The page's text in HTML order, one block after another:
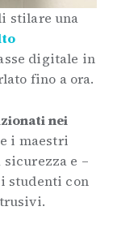
stilare una
digitale in
fino a ora.
nei
i maestri
e –
studenti con